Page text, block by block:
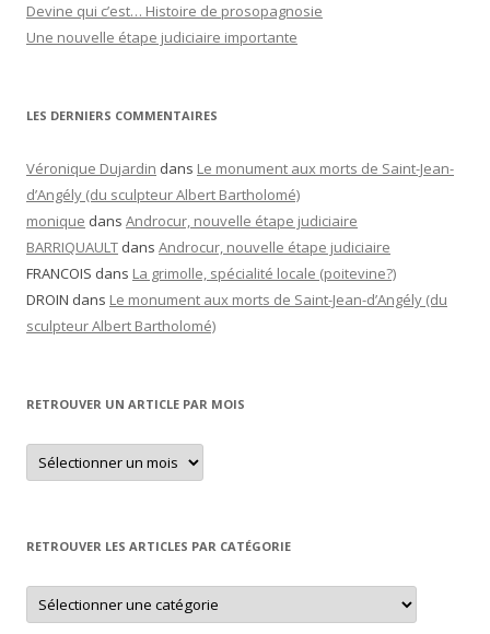
Devine qui c’est… Histoire de prosopagnosie
Une nouvelle étape judiciaire importante
LES DERNIERS COMMENTAIRES
Véronique Dujardin dans Le monument aux morts de Saint-Jean-
d’Angély (du sculpteur Albert Bartholomé)
monique dans Androcur, nouvelle étape judiciaire
BARRIQUAULT dans Androcur, nouvelle étape judiciaire
FRANCOIS dans La grimolle, spécialité locale (poitevine?)
DROIN dans Le monument aux morts de Saint-Jean-d’Angély (du
sculpteur Albert Bartholomé)
RETROUVER UN ARTICLE PAR MOIS
Retrouver
un
article
RETROUVER LES ARTICLES PAR CATÉGORIE
Retrouver
les
articles